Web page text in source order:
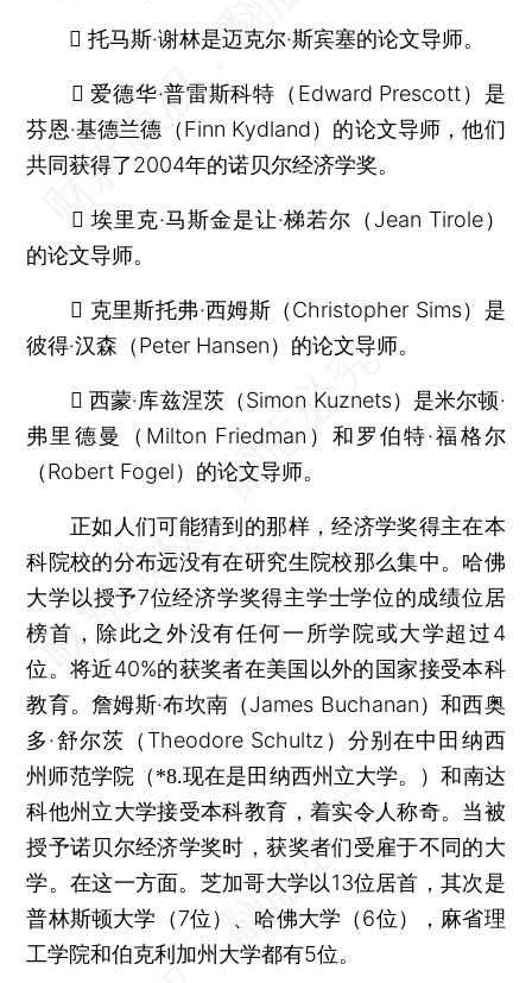
 托马斯·谢林是迈克尔·斯宾塞的论文导师。
 爱德华·普雷斯科特（Edward Prescott）是
芬恩·基德兰德（Finn Kydland）的论文导师，他们
共同获得了2004年的诺贝尔经济学奖。
 埃里克·马斯金是让·梯若尔（Jean Tirole）
的论文导师。
 克里斯托弗·西姆斯（Christopher Sims）是
彼得·汉森（Peter Hansen）的论文导师。
 西蒙·库兹涅茨（Simon Kuznets）是米尔顿·
弗里德曼（Milton Friedman）和罗伯特·福格尔
（Robert Fogel）的论文导师。
正如人们可能猜到的那样，经济学奖得主在本
科院校的分布远没有在研究生院校那么集中。哈佛
大学以授予7位经济学奖得主学士学位的成绩位居
榜首，除此之外没有任何一所学院或大学超过4
位。将近40%的获奖者在美国以外的国家接受本科
教育。詹姆斯·布坎南（James Buchanan）和西奥
多·舒尔茨（Theodore Schultz）分别在中田纳西
州师范学院（*8.现在是田纳西州立大学。）和南达
科他州立大学接受本科教育，着实令人称奇。当被
授予诺贝尔经济学奖时，获奖者们受雇于不同的大
学。在这一方面。芝加哥大学以13位居首，其次是
普林斯顿大学（7位）、哈佛大学（6位），麻省理
工学院和伯克利加州大学都有5位。